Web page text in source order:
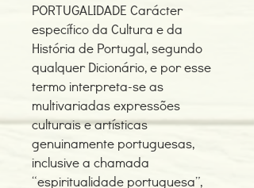
PORTUGALIDADE Carácter
específico da Cultura e da
História de Portugal, segundo
qualquer Dicionário, e por esse
termo interpreta-se as
multivariadas expressões
culturais e artísticas
genuinamente portuguesas,
inclusive a chamada
“espiritualidade portuguesa”,